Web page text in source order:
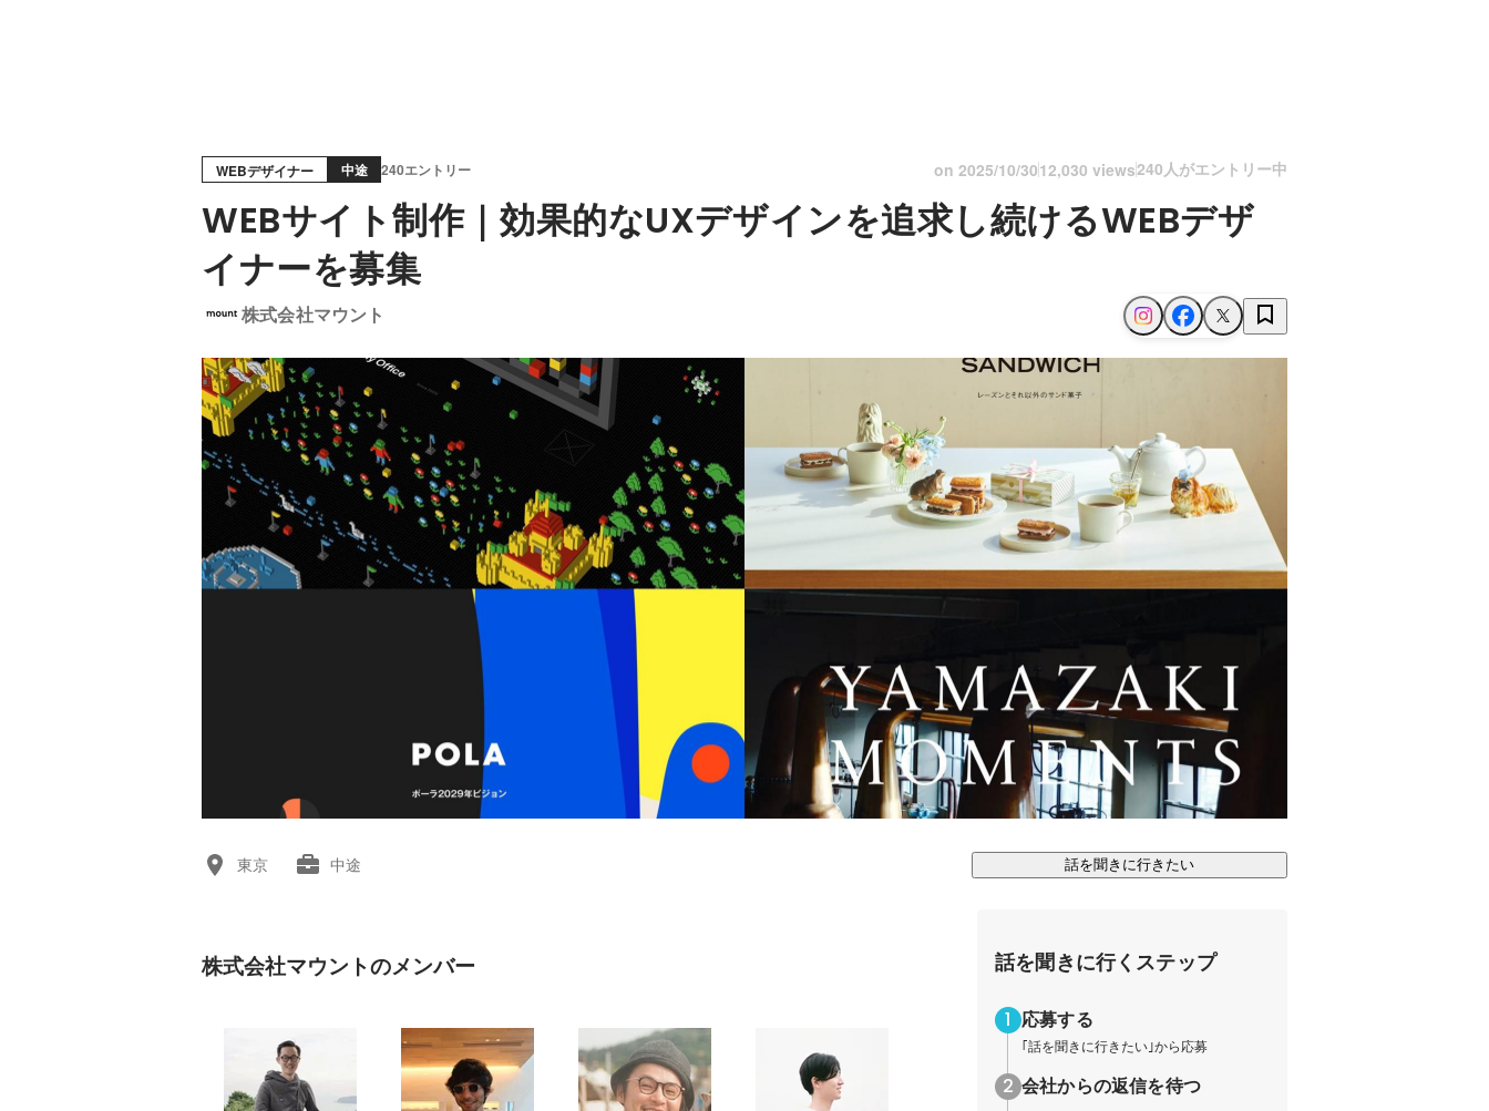
WEBデザイナー 中途 240エントリー on 2025/10/3012,030 views240人がエントリー中
WEBサイト制作｜効果的なUXデザインを追求し続けるWEBデザ
イナーを募集
株式会社マウント
東京 中途 話を聞きに行きたい
株式会社マウントのメンバー 話を聞きに行くステップ
応募する
｢話を聞きに行きたい｣から応募
会社からの返信を待つ